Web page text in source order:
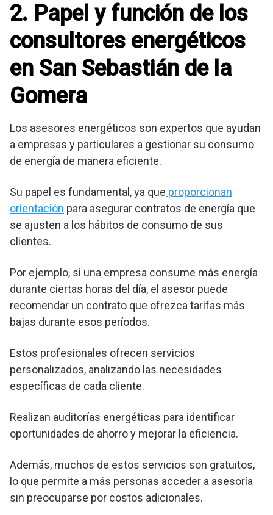
2. Papel y función de los
consultores energéticos
en San Sebastián de la
Gomera
Los asesores energéticos son expertos que ayudan
a empresas y particulares a gestionar su consumo
de energía de manera eficiente.
Su papel es fundamental, ya que proporcionan
orientación para asegurar contratos de energía que
se ajusten a los hábitos de consumo de sus
clientes.
Por ejemplo, si una empresa consume más energía
durante ciertas horas del día, el asesor puede
recomendar un contrato que ofrezca tarifas más
bajas durante esos períodos.
Estos profesionales ofrecen servicios
personalizados, analizando las necesidades
específicas de cada cliente.
Realizan auditorías energéticas para identificar
oportunidades de ahorro y mejorar la eficiencia.
Además, muchos de estos servicios son gratuitos,
lo que permite a más personas acceder a asesoría
sin preocuparse por costos adicionales.